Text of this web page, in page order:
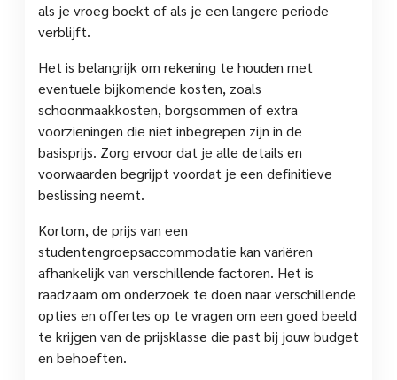
als je vroeg boekt of als je een langere periode
verblijft.
Het is belangrijk om rekening te houden met
eventuele bijkomende kosten, zoals
schoonmaakkosten, borgsommen of extra
voorzieningen die niet inbegrepen zijn in de
basisprijs. Zorg ervoor dat je alle details en
voorwaarden begrijpt voordat je een definitieve
beslissing neemt.
Kortom, de prijs van een
studentengroepsaccommodatie kan variëren
afhankelijk van verschillende factoren. Het is
raadzaam om onderzoek te doen naar verschillende
opties en offertes op te vragen om een goed beeld
te krijgen van de prijsklasse die past bij jouw budget
en behoeften.